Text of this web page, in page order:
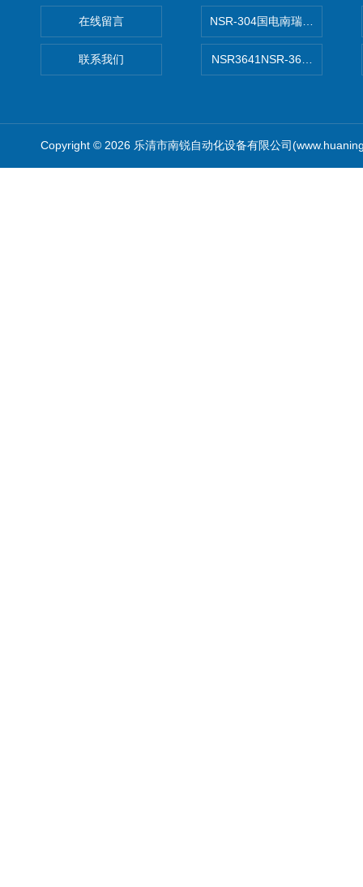
在线留言
联系我们
NSR-304国电南瑞NSR-304
NSR3641NSR-3641系列备用
Copyright © 2026 乐清市南锐自动化设备有限公司